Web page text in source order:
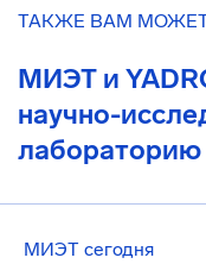
ТАКЖЕ ВАМ
МИЭТ и
научно-
лабораторию
МИЭТ сегодня